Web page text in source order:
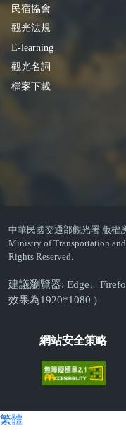
民宿協會
觀光法規
E-learning
觀光名詞
檔案下載
中華民國交通部觀光署 版權
Ministry of Transportation
Rights Reserved.
建議瀏覽器: Edge、
效果為1920*1080 )
網站安全策略
繁體